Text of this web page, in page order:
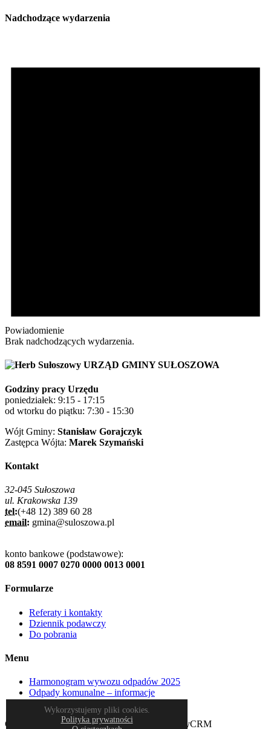
Nadchodzące wydarzenia
Powiadomienie
Brak nadchodzących wydarzenia.
URZĄD GMINY SUŁOSZOWA
Godziny pracy Urzędu
poniedziałek: 9:15 - 17:15
od wtorku do piątku: 7:30 - 15:30
Wójt Gminy: Stanisław Gorajczyk
Zastępca Wójta: Marek Szymański
Kontakt
32-045 Sułoszowa
ul. Krakowska 139
tel:(+48 12) 389 60 28
email: gmina@suloszowa.pl
konto bankowe (podstawowe):
08 8591 0007 0270 0000 0013 0001
Formularze
Referaty i kontakty
Dziennik podawczy
Do pobrania
Menu
Harmonogram wywozu odpadów 2025
Odpady komunalne – informacje
Copyrights © Gmina Sułoszowa & HXS & CityCRM
Wykorzystujemy pliki cookies.
Polityka prywatności